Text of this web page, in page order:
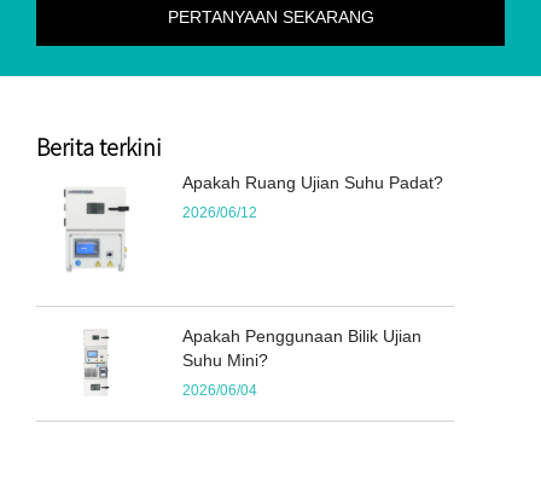
Berita terkini
Apakah Ruang Ujian Suhu Padat?
2026/06/12
Apakah Penggunaan Bilik Ujian
Suhu Mini?
2026/06/04